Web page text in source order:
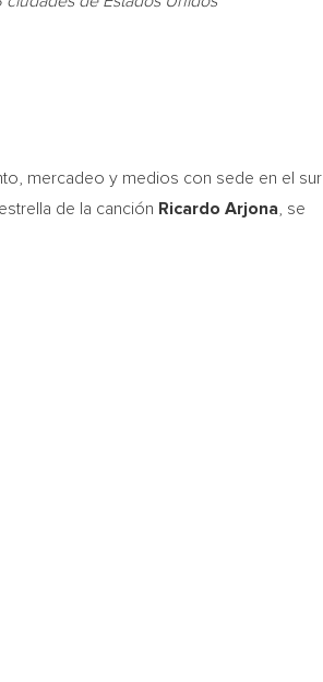
mercadeo y medios con sede en el sur
de la canción Ricardo Arjona , se